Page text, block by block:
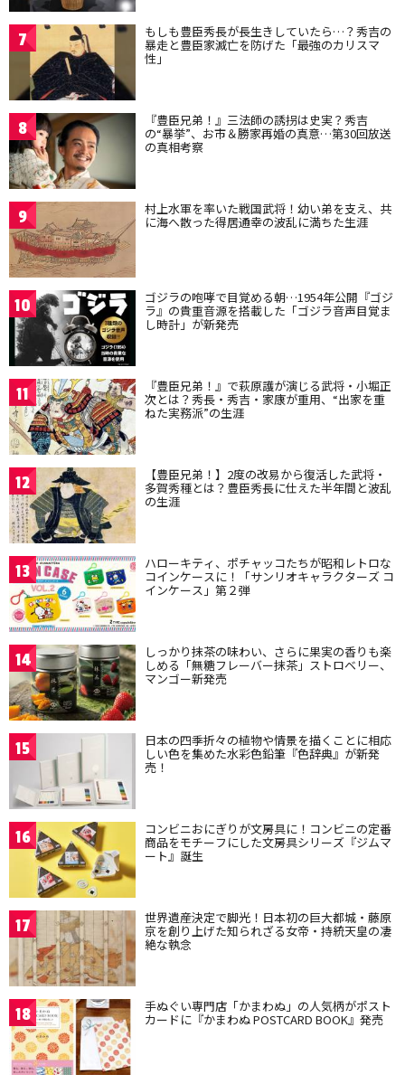
7 もしも豊臣秀長が長生きしていたら…？秀吉の
暴走と豊臣家滅亡を防げた「最強のカリスマ
性」
8 『豊臣兄弟！』三法師の誘拐は史実？秀吉
の“暴挙”、お市＆勝家再婚の真意…第30回放送
の真相考察
9 村上水軍を率いた戦国武将！幼い弟を支え、共
に海へ散った得居通幸の波乱に満ちた生涯
10 ゴジラの咆哮で目覚める朝…1954年公開『ゴジ
ラ』の貴重音源を搭載した「ゴジラ音声目覚ま
し時計」が新発売
11 『豊臣兄弟！』で萩原護が演じる武将・小堀正
次とは？秀長・秀吉・家康が重用、“出家を重
ねた実務派”の生涯
12 【豊臣兄弟！】2度の改易から復活した武将・
多賀秀種とは？豊臣秀長に仕えた半年間と波乱
の生涯
13 ハローキティ、ポチャッコたちが昭和レトロな
コインケースに！「サンリオキャラクターズ コ
インケース」第２弾
14 しっかり抹茶の味わい、さらに果実の香りも楽
しめる「無糖フレーバー抹茶」ストロベリー、
マンゴー新発売
15 日本の四季折々の植物や情景を描くことに相応
しい色を集めた水彩色鉛筆『色辞典』が新発
売！
16 コンビニおにぎりが文房具に！コンビニの定番
商品をモチーフにした文房具シリーズ『ジムマ
ート』誕生
17 世界遺産決定で脚光！日本初の巨大都城・藤原
京を創り上げた知られざる女帝・持統天皇の凄
絶な執念
18 手ぬぐい専門店「かまわぬ」の人気柄がポスト
カードに『かまわぬ POSTCARD BOOK』発売